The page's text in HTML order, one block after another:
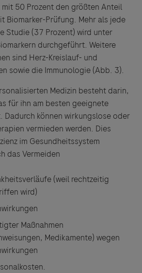
50 Prozent den größten Anteil
Biomarker-Prüfung. Mehr als jede
Studie (37 Prozent) wird unter
durchgeführt. Weitere
sind Herz-Kreislauf- und
sowie die Immunologie (Abb. 3).
Medizin besteht darin,
für ihn am besten geeignete
Dadurch können wirkungslose oder
vermieden werden. Dies
im Gesundheitssystem
das Vermeiden
(weil rechtzeitig
wird)
Maßnahmen
Medikamente) wegen